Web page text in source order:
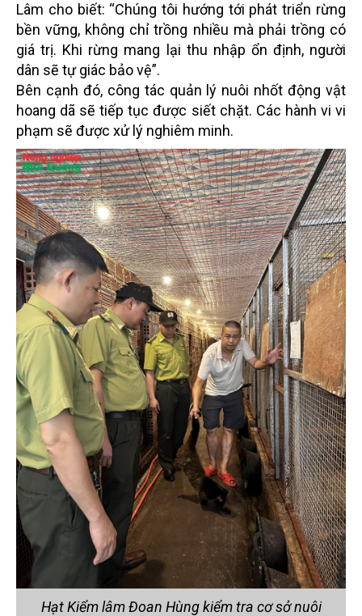
Lâm cho biết: “Chúng tôi hướng tới phát triển rừng
bền vững, không chỉ trồng nhiều mà phải trồng có
giá trị. Khi rừng mang lại thu nhập ổn định, người
dân sẽ tự giác bảo vệ”.
Bên cạnh đó, công tác quản lý nuôi nhốt động vật
hoang dã sẽ tiếp tục được siết chặt. Các hành vi vi
phạm sẽ được xử lý nghiêm minh.
Hạt Kiểm lâm Đoan Hùng kiểm tra cơ sở nuôi